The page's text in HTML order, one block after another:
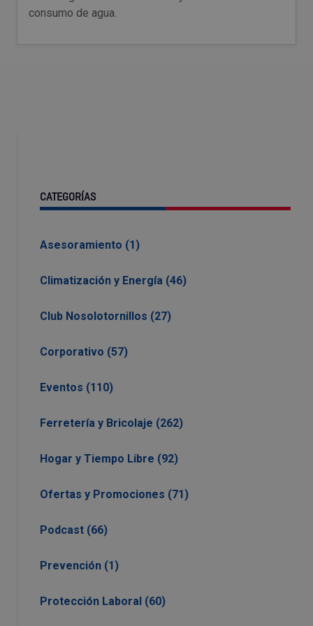
consumo de agua.
CATEGORÍAS
Asesoramiento (1)
Climatización y Energía (46)
Club Nosolotornillos (27)
Corporativo (57)
Eventos (110)
Ferretería y Bricolaje (262)
Hogar y Tiempo Libre (92)
Ofertas y Promociones (71)
Podcast (66)
Prevención (1)
Protección Laboral (60)